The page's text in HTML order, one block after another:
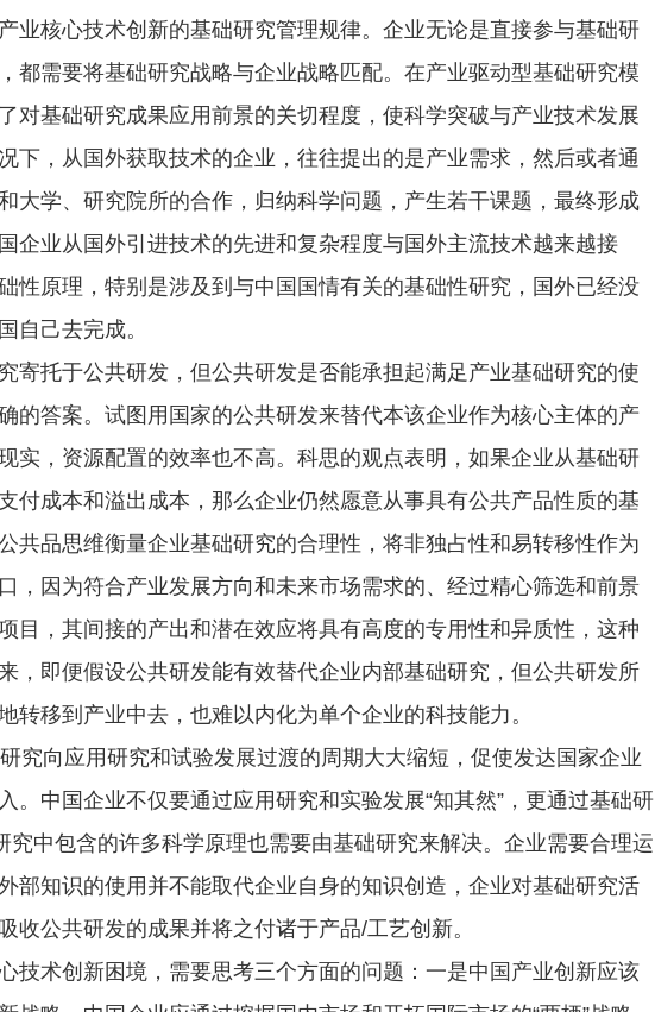
核心技术创新的基础研究管理规律。企业无论是直接参与基础研
都需要将基础研究战略与企业战略匹配。在产业驱动型基础研究模
对基础研究成果应用前景的关切程度，使科学突破与产业技术发展
下，从国外获取技术的企业，往往提出的是产业需求，然后或者通
大学、研究院所的合作，归纳科学问题，产生若干课题，最终形成
企业从国外引进技术的先进和复杂程度与国外主流技术越来越接
性原理，特别是涉及到与中国国情有关的基础性研究，国外已经没
自己去完成。
托于公共研发，但公共研发是否能承担起满足产业基础研究的使
的答案。试图用国家的公共研发来替代本该企业作为核心主体的产
实，资源配置的效率也不高。科思的观点表明，如果企业从基础研
付成本和溢出成本，那么企业仍然愿意从事具有公共产品性质的基
共品思维衡量企业基础研究的合理性，将非独占性和易转移性作为
，因为符合产业发展方向和未来市场需求的、经过精心筛选和前景
目，其间接的产出和潜在效应将具有高度的专用性和异质性，这种
，即便假设公共研发能有效替代企业内部基础研究，但公共研发所
转移到产业中去，也难以内化为单个企业的科技能力。
向应用研究和试验发展过渡的周期大大缩短，促使发达国家企业
。中国企业不仅要通过应用研究和实验发展“知其然”，更通过基础研
究中包含的许多科学原理也需要由基础研究来解决。企业需要合理运
部知识的使用并不能取代企业自身的知识创造，企业对基础研究活
收公共研发的成果并将之付诸于产品/工艺创新。
术创新困境，需要思考三个方面的问题：一是中国产业创新应该